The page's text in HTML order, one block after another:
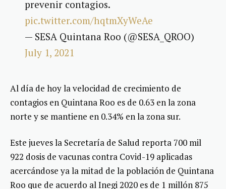
prevenir contagios.
pic.twitter.com/hqtmXyWeAe
— SESA Quintana Roo (@SESA_QROO)
July 1, 2021
Al día de hoy la velocidad de crecimiento de
contagios en Quintana Roo es de 0.63 en la zona
norte y se mantiene en 0.34% en la zona sur.
Este jueves la Secretaría de Salud reporta 700 mil
922 dosis de vacunas contra Covid-19 aplicadas
acercándose ya la mitad de la población de Quintana
Roo que de acuerdo al Inegi 2020 es de 1 millón 875